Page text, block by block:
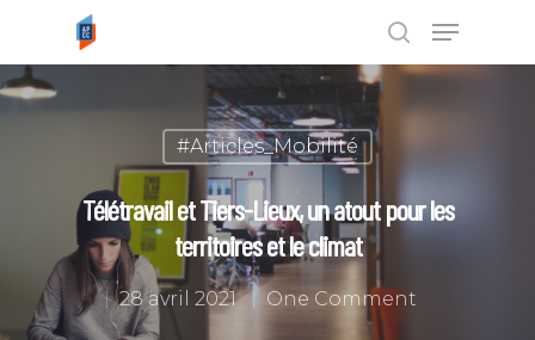
Tapez ENTRÉE pour rechercher ou
ESC pour annuler
#Articles_Mobilité
Télétravail et Tiers-Lieux, un atout pour les
territoires et le climat
28 avril 2021 One Comment